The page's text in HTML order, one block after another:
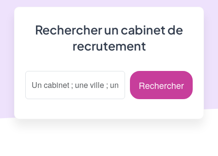
Rechercher un cabinet de
recrutement
Rechercher